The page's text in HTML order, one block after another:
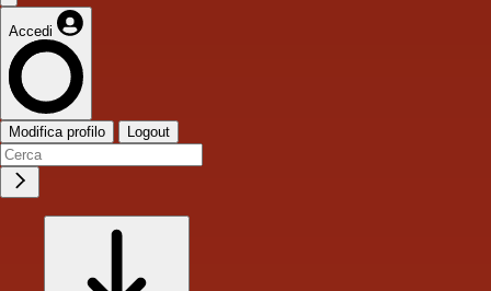
Accedi
Modifica profilo Logout